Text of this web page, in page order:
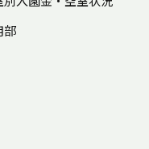
部